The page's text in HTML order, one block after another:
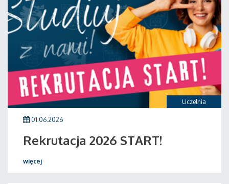
Uczelnia
01.06.2026
Rekrutacja 2026 START!
więcej